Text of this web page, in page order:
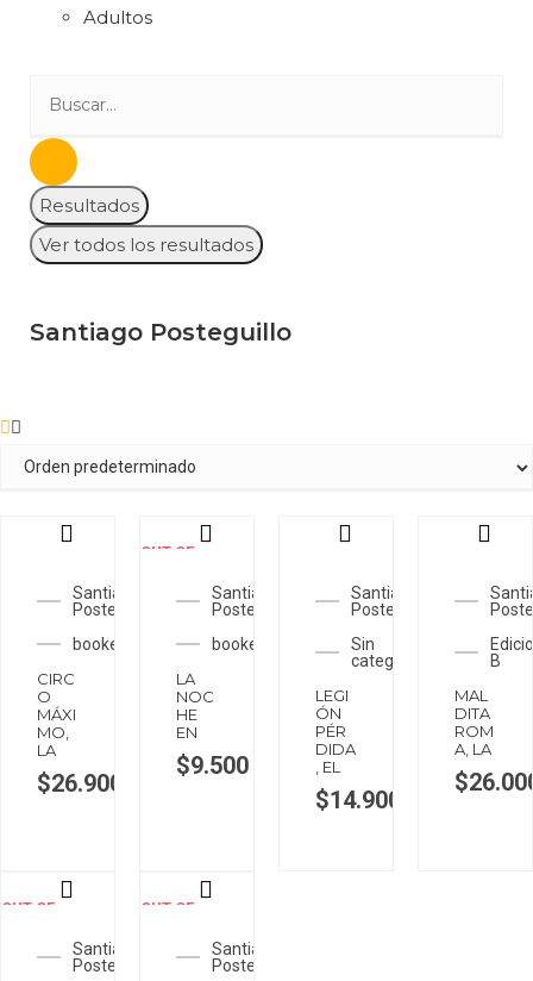
Adultos
Resultados
Ver todos los resultados
Santiago Posteguillo
Santiago
Posteguillo
booket
CIRC
O
MÁXI
MO,
LA
$26.900
OUT OF
Santiago
Posteguillo
booket
LA
NOC
HE
EN
$9.500
Santiago
Posteguillo
Sin
categorizar
LEGI
ÓN
PÉR
DIDA
, EL
$14.900
B
MAL
DITA
ROM
A, LA
$
OUT OF
Santiago
Posteguillo
OUT OF
Santiago
Posteguillo